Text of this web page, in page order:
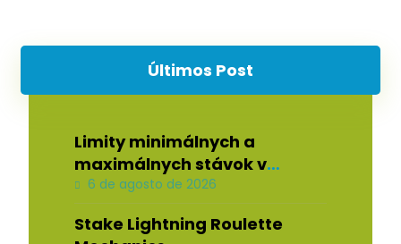
Últimos Post
Limity minimálnych a
maximálnych stávok v
Casino Rewards pre stolové
hry
6 de agosto de 2026
Stake Lightning Roulette